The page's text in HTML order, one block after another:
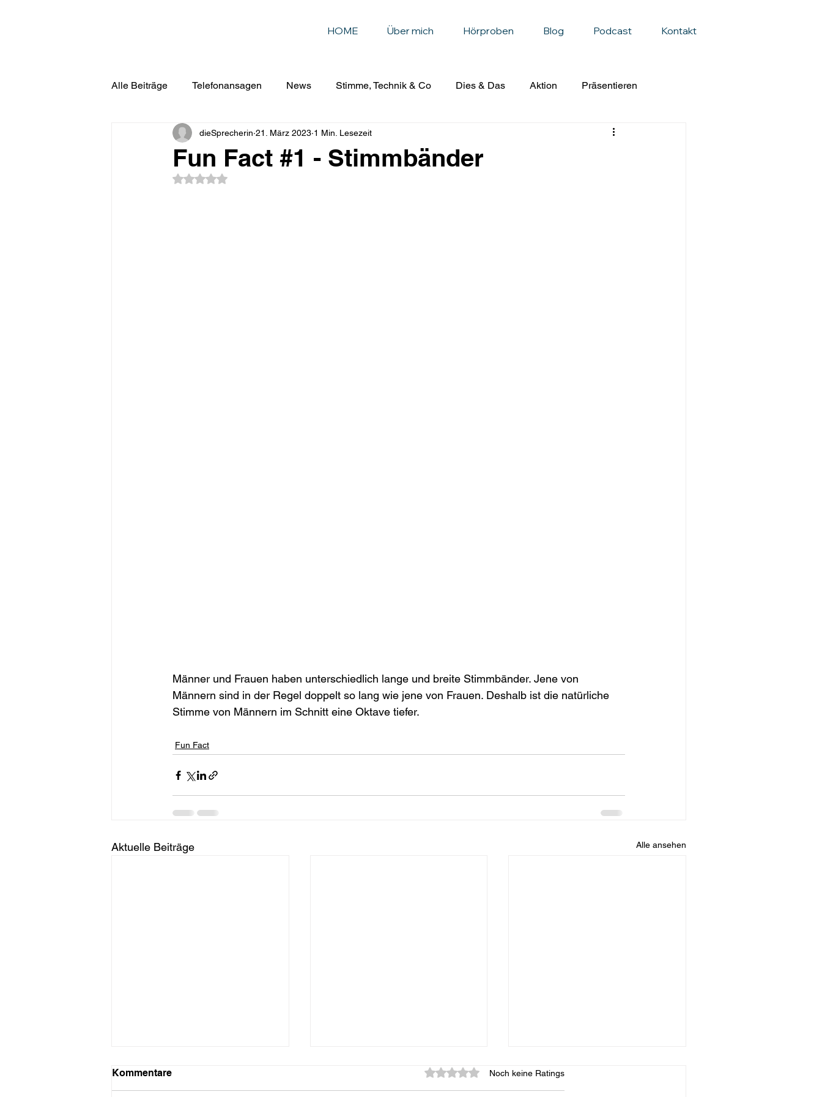
HOME Über mich Hörproben Blog Podcast Kontakt
Alle Beiträge Telefonansagen News Stimme, Technik & Co Dies & Das Aktion Präsentieren
Fun Fact Podcast Wissenswertes
Fun Fact #1 - Stimmbänder
dieSprecherin 21. März 2023 1 Min. Lesezeit
Mit NaN von 5 Sternen bewertet.
Männer und Frauen haben unterschiedlich lange und breite Stimmbänder. Jene von
Männern sind in der Regel doppelt so lang wie jene von Frauen. Deshalb ist die natürliche
Stimme von Männern im Schnitt eine Oktave tiefer.
Fun Fact
Aktuelle Beiträge Alle ansehen
Kommentare Mit 0 von 5 Sternen bewertet.
Noch keine Ratings